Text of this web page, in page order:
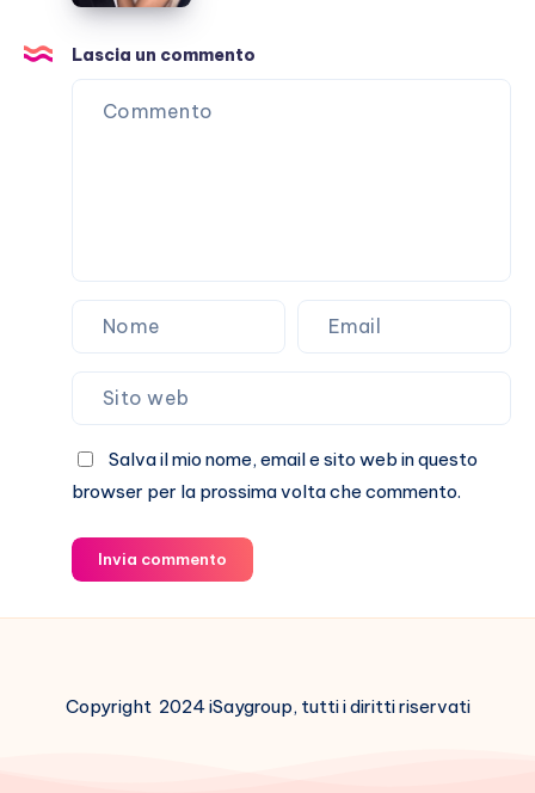
finita?
E
Marracash?
Lascia un commento
Salva il mio nome, email e sito web in questo
browser per la prossima volta che commento.
Invia commento
Copyright 2024 iSaygroup, tutti i diritti riservati